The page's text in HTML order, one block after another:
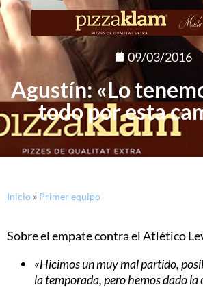
09/03/2016
Agustín: «Lo
todo por esta
Inicio » Primer equipo
Sobre el empate contra el Atlético
«Hicimos un muy mal partido,
la temporada, pero hemos dado la